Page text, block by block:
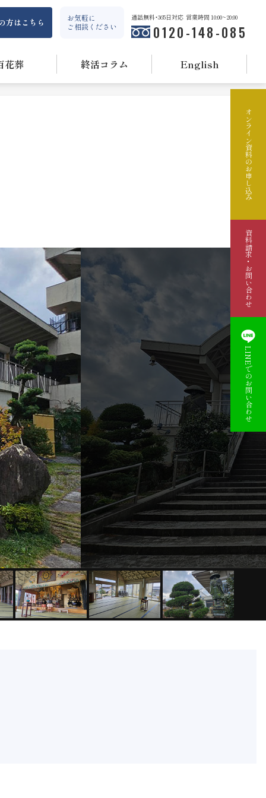
方はこちら
お気軽に
ご相談ください
通話無料・365日対応 営業時間 10:00~20:00
0120-148-085
花葬 終活コラム English
オンライン資料のお申し込み
資料請求・お問い合わせ
LINEでのお問い合わせ